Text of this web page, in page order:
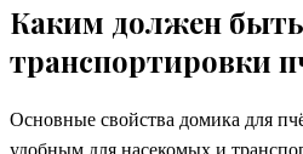
Каким должен
транспортировки
Основные свойства домика для